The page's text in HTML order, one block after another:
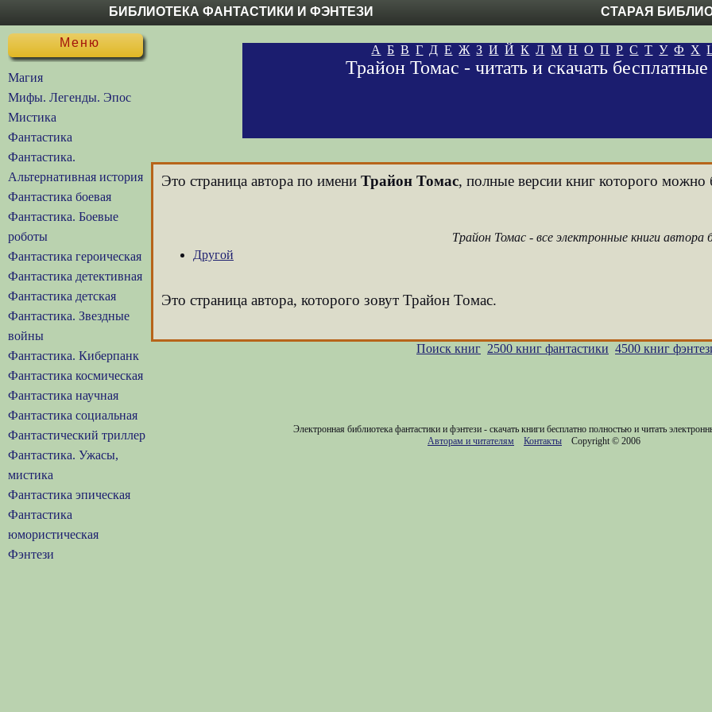
БИБЛИОТЕКА ФАНТАСТИКИ И ФЭНТЕЗИ СТАРАЯ
Меню
Магия
Мифы. Легенды. Эпос
Мистика
Фантастика
Фантастика.
Альтернативная история
Фантастика боевая
Фантастика. Боевые
роботы
Фантастика героическая
Фантастика детективная
Фантастика детская
Фантастика. Звездные
войны
Фантастика. Киберпанк
Фантастика космическая
Фантастика научная
Фантастика социальная
Фантастический триллер
Фантастика. Ужасы,
мистика
Фантастика эпическая
Фантастика
юмористическая
Фэнтези
А Б В Г Д Е Ж З И Й К Л М Н О П Р С Т У Ф Х
Трайон Томас - читать и скачать
Это страница автора по имени Трайон Томас, полные версии книг которого можно
Трайон Томас - все электронные книги автора
Другой
Это страница автора, которого зовут Трайон Томас.
Поиск книг 2500 книг фантастики 4500 книг
Электронная библиотека фантастики и фэнтези - скачать книги бесплатно полностью и читать
Авторам и читателям
Контакты Copyright © 2006